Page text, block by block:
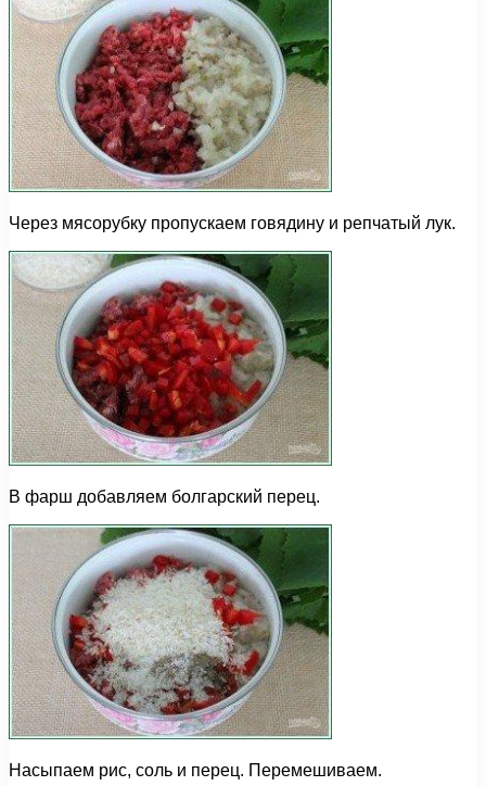
Через мясорубку пропускаем говядину и репчатый лук.
В фарш добавляем болгарский перец.
Насыпаем рис, соль и перец. Перемешиваем.